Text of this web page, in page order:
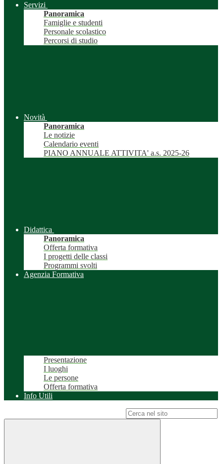
Servizi
Panoramica
Famiglie e studenti
Personale scolastico
Percorsi di studio
Novità
Panoramica
Le notizie
Calendario eventi
PIANO ANNUALE ATTIVITA' a.s. 2025-26
Didattica
Panoramica
Offerta formativa
I progetti delle classi
Programmi svolti
Agenzia Formativa
Presentazione
I luoghi
Le persone
Offerta formativa
Info Utili